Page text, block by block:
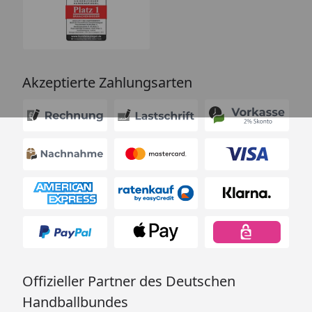
Akzeptierte Zahlungsarten
Offizieller Partner des Deutschen
Handballbundes